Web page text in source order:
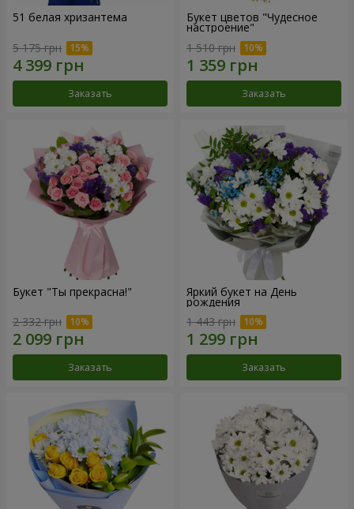
51 белая хризантема
5 175 грн
Заказать
Букет цветов "Чудесное
настроение"
1 510 грн
Заказать
Букет "Ты прекрасна!"
2 332 грн
Заказать
Яркий букет на День
рождения
1 443 грн
Заказать